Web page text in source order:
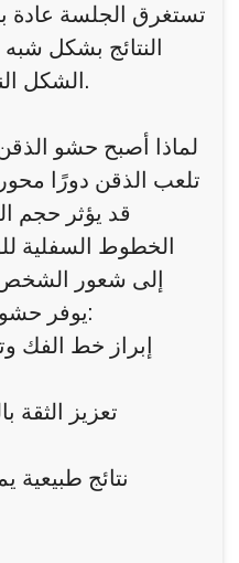
النتائج بشكل
الشكل النهائي يستقر بعد عدة أيام.
لماذا أصبح حشو
تلعب الذقن دورًا
قد يؤثر حجم
الخطوط السفلية
إلى شعور الشخص
يوفر حشو الذقن حلًا فعالًا من خلال:
إبراز خط الفك
تعزيز
نتائج طبيعية